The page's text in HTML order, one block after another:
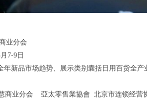
业分会
7-9日
新品市场趋势、展示类别囊括日用百货全产
商业分会 亞太零售業協會 北京市连锁经